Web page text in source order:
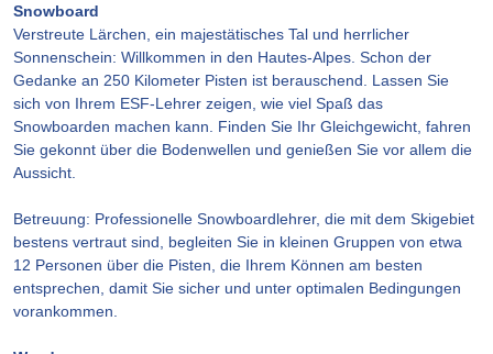
Snowboard
Verstreute Lärchen, ein majestätisches Tal und herrlicher
Sonnenschein: Willkommen in den Hautes-Alpes. Schon der
Gedanke an 250 Kilometer Pisten ist berauschend. Lassen Sie
sich von Ihrem ESF-Lehrer zeigen, wie viel Spaß das
Snowboarden machen kann. Finden Sie Ihr Gleichgewicht, fahren
Sie gekonnt über die Bodenwellen und genießen Sie vor allem die
Aussicht.
Betreuung: Professionelle Snowboardlehrer, die mit dem Skigebiet
bestens vertraut sind, begleiten Sie in kleinen Gruppen von etwa
12 Personen über die Pisten, die Ihrem Können am besten
entsprechen, damit Sie sicher und unter optimalen Bedingungen
vorankommen.